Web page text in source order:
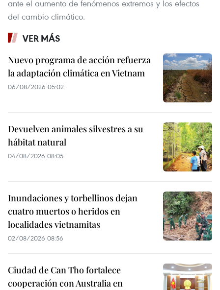
ante el aumento de fenómenos extremos y los efectos
del cambio climático.
VER MÁS
Nuevo programa de acción refuerza
la adaptación climática en Vietnam
06/08/2026 05:02
Devuelven animales silvestres a su
hábitat natural
04/08/2026 08:05
Inundaciones y torbellinos dejan
cuatro muertos o heridos en
localidades vietnamitas
02/08/2026 08:56
Ciudad de Can Tho fortalece
cooperación con Australia en